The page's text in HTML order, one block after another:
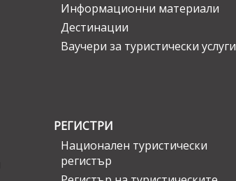
Информационни материали
Дестинации
Ваучери за туристически услуги
РЕГИСТРИ
Национален туристически
регистър